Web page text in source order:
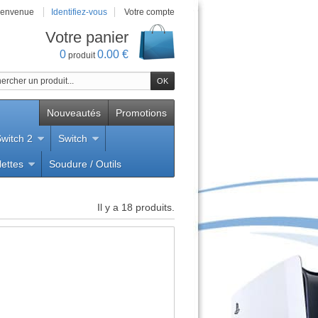
Identifiez-vous Votre compte
Votre panier
0 produit0.00 €
Promotions
Nouveautés
2 Switch
Soudure / Outils
Il y a 18 produits.